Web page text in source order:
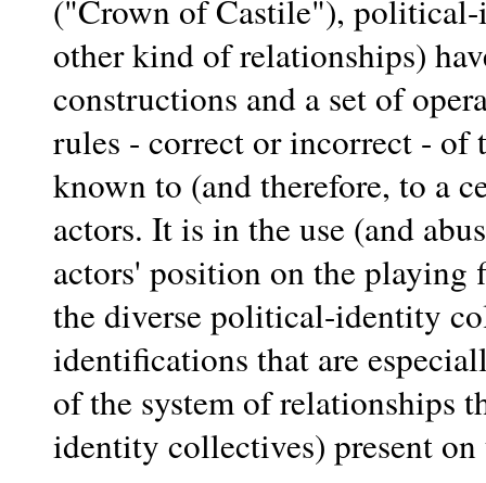
("Crown of Castile"),
other kind of relationships)
constructions and a set of
rules - correct or incorrect - of
known to (and therefore, to a
actors. It is in the use (and
actors' position on the
the diverse political-identity
identifications that are
of the system of relationships
identity collectives) present